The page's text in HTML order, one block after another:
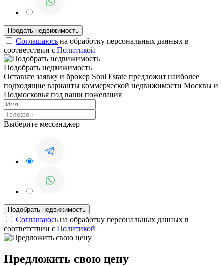
Соглашаюсь на обработку персональных данных в
соответствии с Политикой
Подобрать недвижимость
Оставьте заявку и брокер Soul Estate предложит наиболее
подходящие варианты коммерческой недвижимости Москвы и
Подмосковья под ваши пожелания
Выберите мессенджер
Соглашаюсь на обработку персональных данных в
соответствии с Политикой
Предложить свою цену